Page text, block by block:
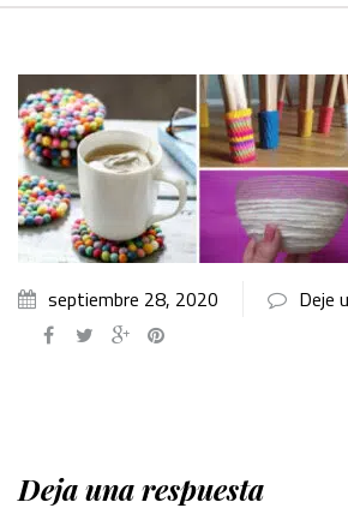
septiembre 28, 2020 Deje
Deja una respuesta